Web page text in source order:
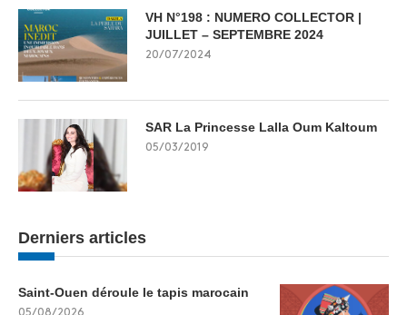
VH N°198 : NUMERO COLLECTOR |
JUILLET – SEPTEMBRE 2024
20/07/2024
SAR La Princesse Lalla Oum Kaltoum
05/03/2019
Derniers articles
Saint-Ouen déroule le tapis marocain
05/08/2026